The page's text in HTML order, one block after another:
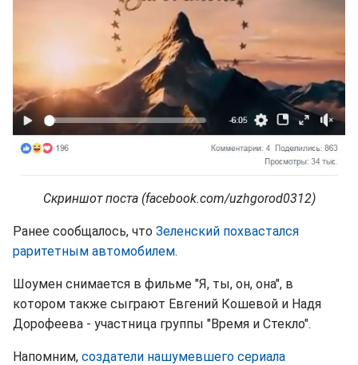
Скриншот поста (facebook.com/uzhgorod0312)
Ранее сообщалось, что Зеленский похвастался
раритетным автомобилем.
Шоумен снимается в фильме "Я, ты, он, она", в
котором также сыграют Евгений Кошевой и Надя
Дорофеева - участница группы "Время и Стекло".
Напомним, создатели нашумевшего сериала